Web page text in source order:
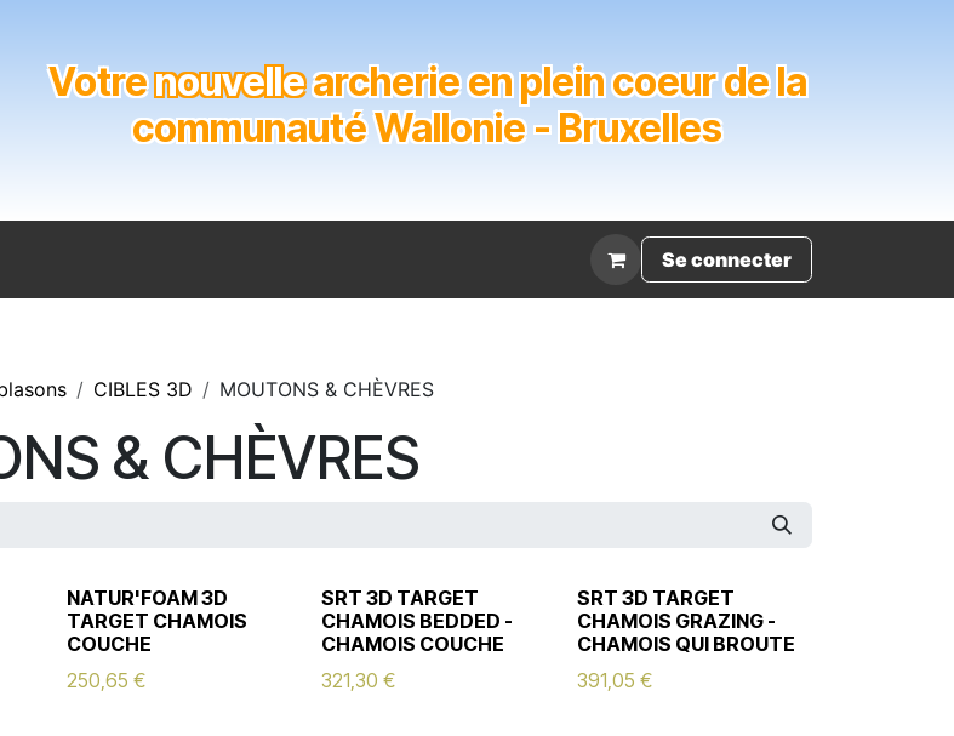
Votrenouvellearcherie en plein coeur de la
communauté Wallonie - Bruxelles
Se connecter
CIBLES 3D MOUTONS & CHÈVRES
& CHÈVRES
NATUR'FOAM 3D
TARGET CHAMOIS
COUCHE
250,65 €
SRT 3D TARGET
CHAMOIS BEDDED -
CHAMOIS COUCHE
321,30 €
SRT 3D TARGET
CHAMOIS GRAZING -
CHAMOIS QUI BROUTE
391,05 €